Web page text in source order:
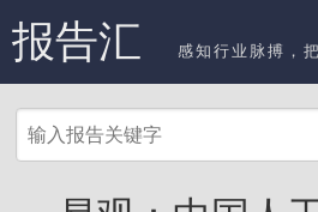
报告汇 感知行业脉搏，